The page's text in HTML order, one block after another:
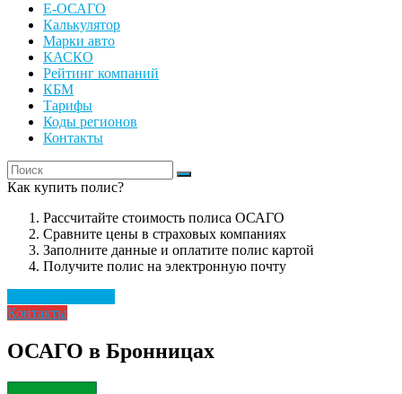
Е-ОСАГО
Калькулятор
Марки авто
КАСКО
Рейтинг компаний
КБМ
Тарифы
Коды регионов
Контакты
Как купить полис?
Рассчитайте стоимость полиса ОСАГО
Сравните цены в страховых компаниях
Заполните данные и оплатите полис картой
Получите полис на электронную почту
Контакты
ОСАГО в Бронницах